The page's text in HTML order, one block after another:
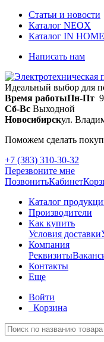
Статьи и новости
Каталог NEOX
Каталог IN HOME
Написать нам
Идеальный выбор для
Время работыПн-Пт
Сб-Вс Выходной
Новосибирскул.
Поможем сделать
+7 (383) 310-30-32
Перезвоните мне
ПозвонитьКабинет
Каталог
Производители
Как купить
Условия доставки
Компания
Реквизиты
Контакты
Еще
Войти
Корзина